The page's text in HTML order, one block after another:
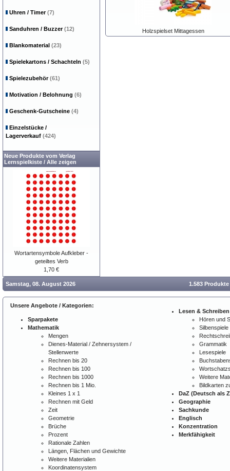
Holzspielset Mittagessen
Uhren / Timer(7)
Sanduhren / Buzzer(12)
Blankomaterial (23)
Spielekartons / Schachteln (5)
Spielezubehör(61)
Motivation / Belohnung (6)
Geschenk-Gutscheine (4)
Einzelstücke /
Lagerverkauf (424)
Neue Produkte vom Verlag
Lernspielkiste / Alle zeigen
Wortartensymbole Aufkleber -
geteiltes Verb
1,70 €
Samstag, 08. August 2026 1.583
Unsere Angebote / Kategorien:
Sparpakete
Mathematik
Mengen
Dienes-Material / Zehnersystem /
Stellenwerte
Rechnen bis 20
Rechnen bis 100
Rechnen bis 1000
Rechnen bis 1 Mio.
Kleines 1 x 1
Rechnen mit Geld
Zeit
Geometrie
Brüche
Prozent
Rationale Zahlen
Längen, Flächen und Gewichte
Weitere Materialien
Koordinatensystem
Lesen & Schreiben
Hören und
Silbenspiele
Grammatik
Lesespiele
Weitere
Bildkarten
DaZ (Deutsch als
Geographie
Sachkunde
Englisch
Konzentration
Merkfähigkeit